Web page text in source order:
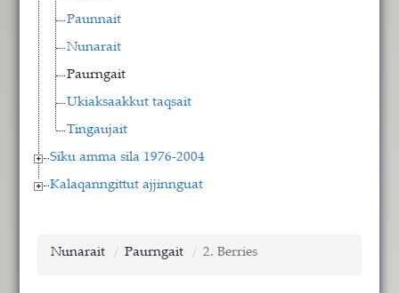
Paunnait
Nunarait
Paurngait
Ukiaksaakkut taqsait
Tingaujait
Siku amma sila 1976-2004
Kalaqanngittut ajjinnguat
Nunarait Paurngait 2. Berries